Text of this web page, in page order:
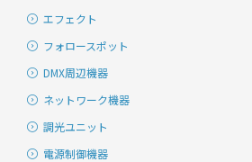
エフェクト
フォロースポット
DMX周辺機器
ネットワーク機器
調光ユニット
電源制御機器